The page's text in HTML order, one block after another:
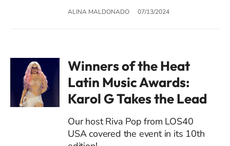
ALINA MALDONADO 07/13/2024
Winners of the Heat
Latin Music Awards:
Karol G Takes the Lead
Our host Riva Pop from LOS40
USA covered the event in its 10th